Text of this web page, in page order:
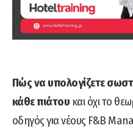
Πώς να υπολογίζετε
κάθε πιάτου και όχι το
οδηγός για νέους F&B